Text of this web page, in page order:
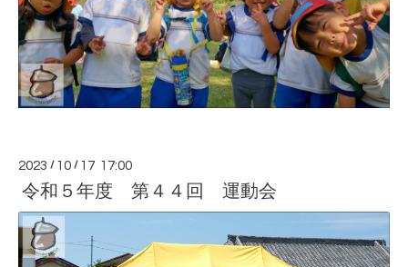
2023 / 10 / 17 17:00
令和５年度 第４４回 運動会